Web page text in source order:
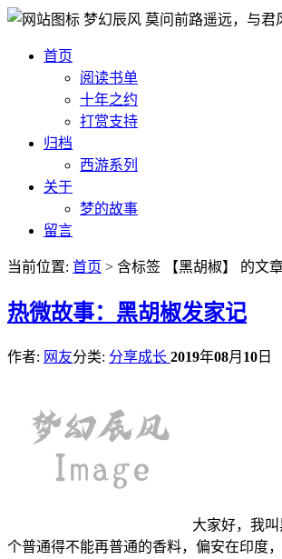
梦幻辰风 莫问前路遥远，与君
首页
阅读书单
十年之约
打赏支持
归档
西游系列
关于
梦的故事
留言
当前位置: 首页 > 含标签 【黑胡椒】 的文
热微故事：黑胡椒发家记
作者: 网友分类: 分享成长 2019年08月 10 日
大家好，我
个普通得不能再普通的香料，偏安在印度